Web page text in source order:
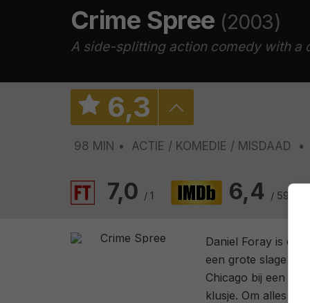
Crime Spree (2003)
A side-splitting action comedy with a
6,3
98 MIN ACTIE KOMEDIE MISDAAD
7,0 / 1 6,4 / 5928
Daniel Foray is de
een grote slage te
Chicago bij een
klusje. Om alles